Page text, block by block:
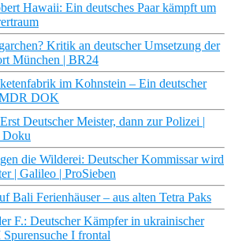
Hawaii: Ein deutsches Paar kämpft um
Kritik an deutscher Umsetzung der
München | BR24
im Kohnstein – Ein deutscher
MDR DOK
Deutscher Meister, dann zur Polizei |
Doku
die Wilderei: Deutscher Kommissar wird
| Galileo | ProSieben
Bali Ferienhäuser – aus alten Tetra Paks
F.: Deutscher Kämpfer in ukrainischer
I frontal